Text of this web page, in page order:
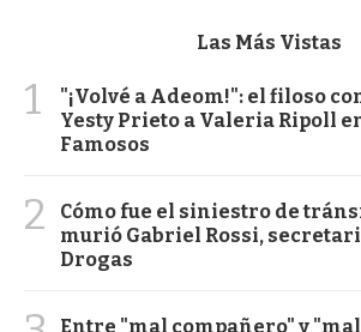
Las Más Vistas
1
"¡Volvé a Adeom!": el filoso
Yesty Prieto a Valeria Ripoll
Famosos
2
Cómo fue el siniestro de
murió Gabriel Rossi,
Drogas
Entre "mal compañero" y